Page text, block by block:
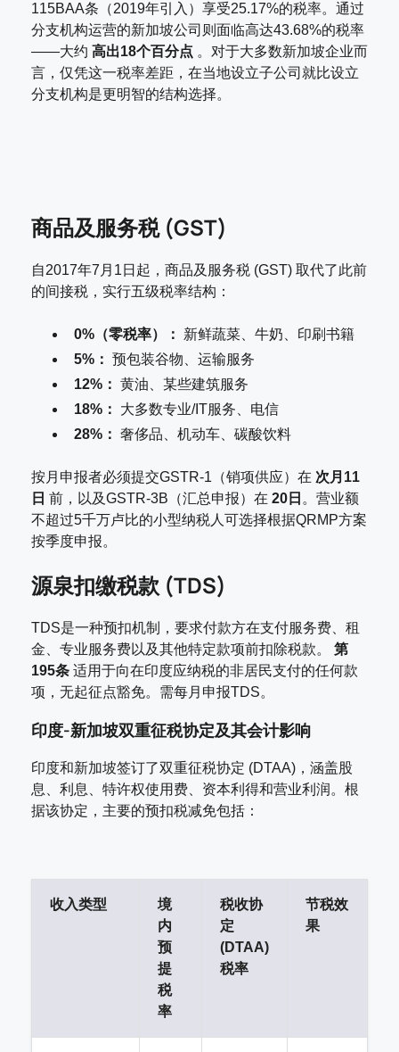
115BAA条（2019年引入）享受25.17%的税率。通过
分支机构运营的新加坡公司则面临高达43.68%的税率
——大约 高出18个百分点 。对于大多数新加坡企业而
言，仅凭这一税率差距，在当地设立子公司就比设立
分支机构是更明智的结构选择。
商品及服务税 (GST)
自2017年7月1日起，商品及服务税 (GST) 取代了此前
的间接税，实行五级税率结构：
0%（零税率）：
新鲜蔬菜、牛奶、印刷书籍
5%： 预包装谷物、运输服务
12%： 黄油、某些建筑服务
18%：
大多数专业/IT服务、电信
28%： 奢侈品、机动车、碳酸饮料
按月申报者必须提交GSTR-1（销项供应）在 次月11
日 前，以及GSTR-3B（汇总申报）在 20日 。营业额
不超过5千万卢比的小型纳税人可选择根据QRMP方案
按季度申报。
源泉扣缴税款 (TDS)
TDS是一种预扣机制，要求付款方在支付服务费、租
金、专业服务费以及其他特定款项前扣除税款。 第
195条 适用于向在印度应纳税的非居民支付的任何款
项，无起征点豁免。需每月申报TDS。
印度-新加坡双重征税协定及其会计影响
印度和新加坡签订了双重征税协定 (DTAA)，涵盖股
息、利息、特许权使用费、资本利得和营业利润。根
据该协定，主要的预扣税减免包括：
收入类型
境
内
预
提
税
率
税收协
定
(DTAA)
税率
节税效
果